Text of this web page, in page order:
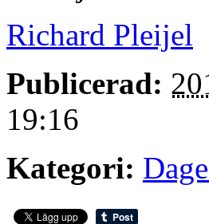
Richard Pleijel
Publicerad:
19:16
Kategori: